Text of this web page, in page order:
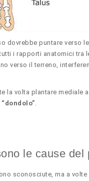
dovrebbe puntare verso
i rapporti anatomici tra
verso il terreno,
la volta plantare mediale
.
le cause
sconosciute, ma a